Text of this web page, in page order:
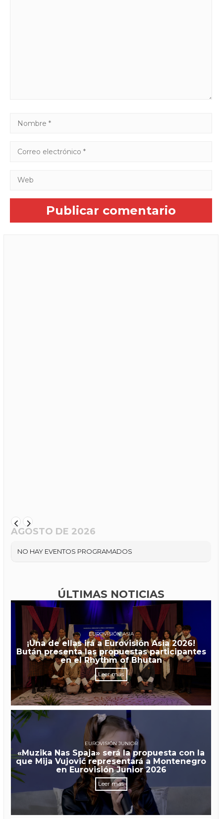
AGOSTO DE 2026
NO HAY EVENTOS PROGRAMADOS
ÚLTIMAS NOTICIAS
EUROVISIÓN ASIA
¡Una de ellas irá a Eurovisión Asia 2026!
Bután presenta las propuestas participantes
en el Rhythm of Bhutan
Leer más
EUROVISIÓN JUNIOR
«Muzika Nas Spaja» será la propuesta con la
que Mija Vujović representará a Montenegro
en Eurovisión Junior 2026
Leer más